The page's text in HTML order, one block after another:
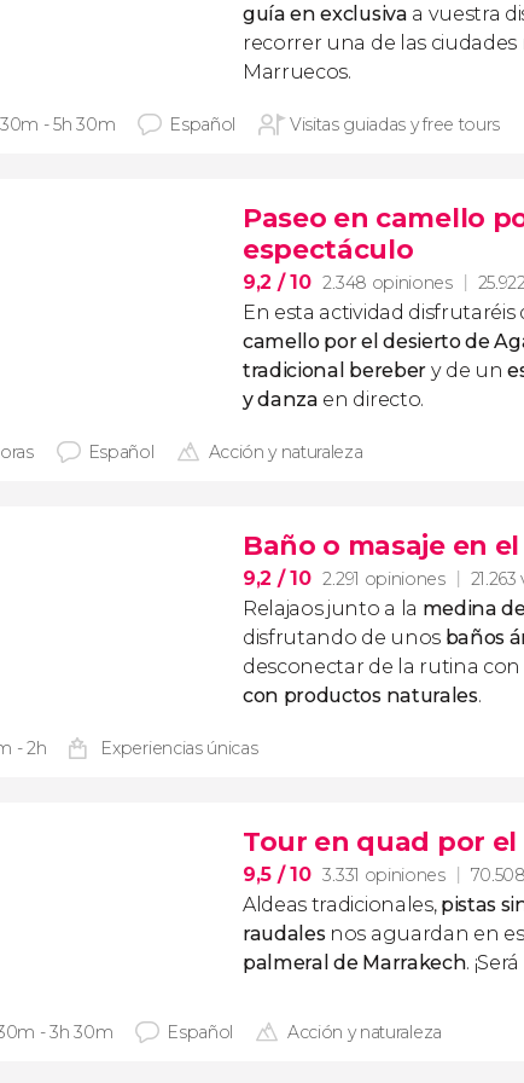
guía en exclusiva a vuestra
recorrer una de las ciudades
Marruecos.
- 5h 30m Español Visitas guiadas y free tours
Paseo en camello
espectáculo
9,2 / 10 2.348 opiniones
En esta actividad disfrutaréis
camello por el desierto de
tradicional bereber y de un
y danza en directo.
Español Acción y naturaleza
Baño o masaje en
9,2 / 10 2.291 opiniones
Relajaos junto a la medina
disfrutando de unos baños
desconectar de la rutina con
con productos naturales.
- 2h Experiencias únicas
Tour en quad por
9,5 / 10 3.331 opiniones
Aldeas tradicionales, pistas
raudalesnos aguardan en
palmeral de Marrakech.
- 3h 30m Español Acción y naturaleza